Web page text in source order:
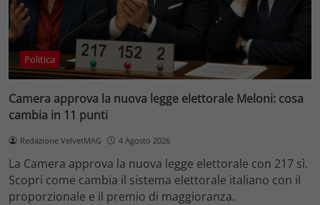
Politica
Camera approva la nuova legge elettorale Meloni: cosa
cambia in 11 punti
Redazione VelvetMAG 4 Agosto 2026
La Camera approva la nuova legge elettorale con 217 sì.
Scopri come cambia il sistema elettorale italiano con il
proporzionale e il premio di maggioranza.